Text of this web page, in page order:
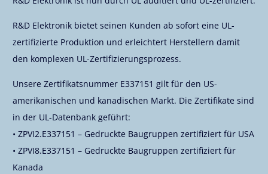
R&D Elektronik bietet seinen Kunden ab sofort eine UL-
zertifizierte Produktion und erleichtert Herstellern damit
den komplexen UL-Zertifizierungsprozess.
Unsere Zertifikatsnummer E337151 gilt für den US-
amerikanischen und kanadischen Markt. Die Zertifikate sind
in der UL-Datenbank geführt:
• ZPVI2.E337151 – Gedruckte Baugruppen zertifiziert für USA
• ZPVI8.E337151 – Gedruckte Baugruppen zertifiziert für
Kanada